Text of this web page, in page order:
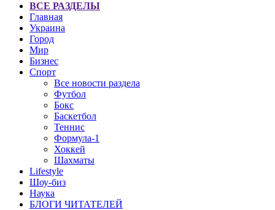
ВСЕ РАЗДЕЛЫ
Главная
Украина
Город
Мир
Бизнес
Спорт
Все новости раздела
Футбол
Бокс
Баскетбол
Теннис
Формула-1
Хоккей
Шахматы
Lifestyle
Шоу-биз
Наука
БЛОГИ ЧИТАТЕЛЕЙ